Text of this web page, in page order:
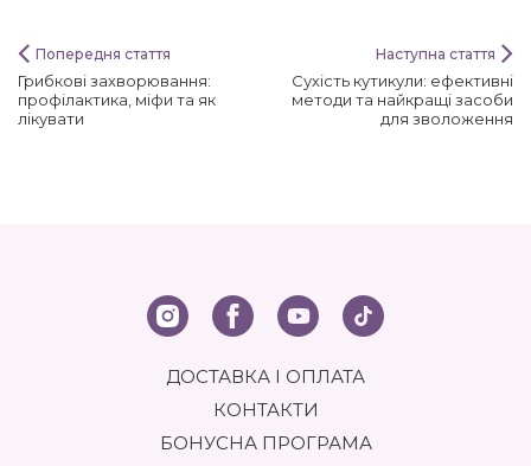
Попередня стаття
Грибкові захворювання:
профілактика, міфи та як
лікувати
Наступна стаття
Сухість кутикули: ефективні
методи та найкращі засоби
для зволоження
ДОСТАВКА І ОПЛАТА
КОНТАКТИ
БОНУСНА ПРОГРАМА